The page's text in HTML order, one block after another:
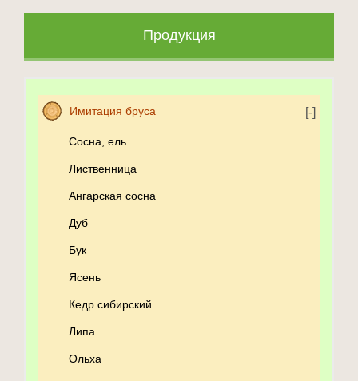
Продукция
Имитация бруса
Сосна, ель
Лиственница
Ангарская сосна
Дуб
Бук
Ясень
Кедр сибирский
Липа
Ольха